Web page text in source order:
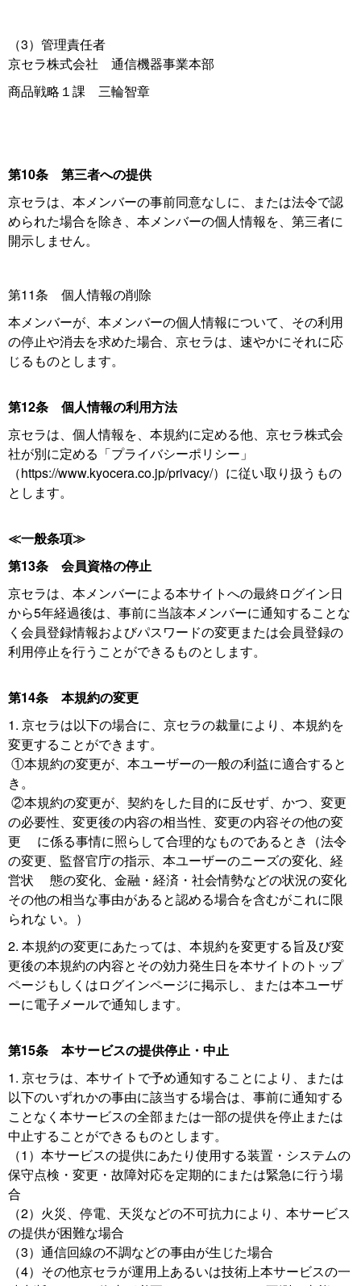
（3）管理責任者
京セラ株式会社 通信機器事業本部
商品戦略１課 三輪智章
第10条 第三者への提供
京セラは、本メンバーの事前同意なしに、または法令で認
められた場合を除き、本メンバーの個人情報を、第三者に
開示しません。
第11条 個人情報の削除
本メンバーが、本メンバーの個人情報について、その利用
の停止や消去を求めた場合、京セラは、速やかにそれに応
じるものとします。
第12条 個人情報の利用方法
京セラは、個人情報を、本規約に定める他、京セラ株式会
社が別に定める「プライバシーポリシー」
（https://www.kyocera.co.jp/privacy/）に従い取り扱うもの
とします。
≪一般条項≫
第13条 会員資格の停止
京セラは、本メンバーによる本サイトへの最終ログイン日
から5年経過後は、事前に当該本メンバーに通知することな
く会員登録情報およびパスワードの変更または会員登録の
利用停止を行うことができるものとします。
第14条 本規約の変更
1. 京セラは以下の場合に、京セラの裁量により、本規約を
変更することができます。
①本規約の変更が、本ユーザーの一般の利益に適合すると
き。
②本規約の変更が、契約をした目的に反せず、かつ、変更
の必要性、変更後の内容の相当性、変更の内容その他の変
更 に係る事情に照らして合理的なものであるとき（法令
の変更、監督官庁の指示、本ユーザーのニーズの変化、経
営状 態の変化、金融・経済・社会情勢などの状況の変化
その他の相当な事由があると認める場合を含むがこれに限
られな い。）
2. 本規約の変更にあたっては、本規約を変更する旨及び変
更後の本規約の内容とその効力発生日を本サイトのトップ
ページもしくはログインページに掲示し、または本ユーザ
ーに電子メールで通知します。
第15条 本サービスの提供停止・中止
1. 京セラは、本サイトで予め通知することにより、または
以下のいずれかの事由に該当する場合は、事前に通知する
ことなく本サービスの全部または一部の提供を停止または
中止することができるものとします。
（1）本サービスの提供にあたり使用する装置・システムの
保守点検・変更・故障対応を定期的にまたは緊急に行う場
合
（2）火災、停電、天災などの不可抗力により、本サービス
の提供が困難な場合
（3）通信回線の不調などの事由が生じた場合
（4）その他京セラが運用上あるいは技術上本サービスの一